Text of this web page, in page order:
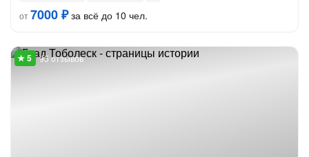
от7000 ₽за всё до 10 чел.
95 отзывов